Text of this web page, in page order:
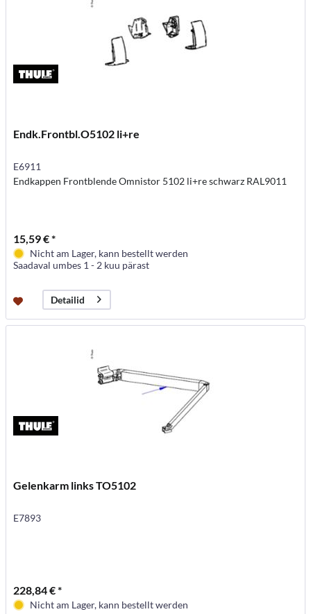
Endk.Frontbl.O5102 li+re
E6911
Endkappen Frontblende Omnistor 5102 li+re schwarz RAL9011
15,59 € *
Nicht am Lager, kann bestellt werden
Saadaval umbes 1 - 2 kuu pärast
Detailid
Gelenkarm links TO5102
E7893
228,84 € *
Nicht am Lager, kann bestellt werden